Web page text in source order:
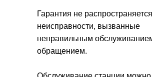
Гарантия не
неисправности, вызванные
неправильным
обращением.